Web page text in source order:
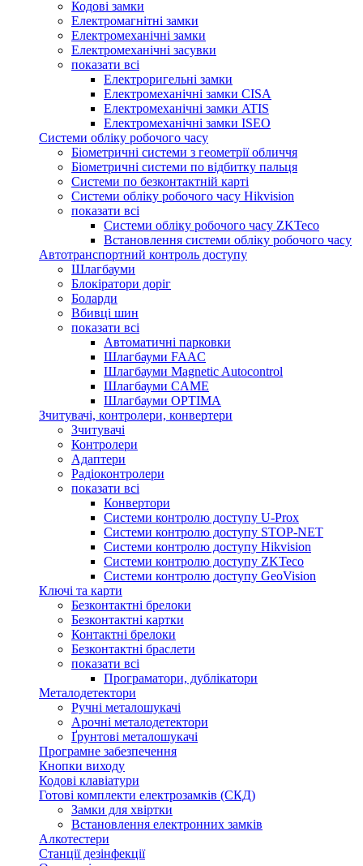
Кодові замки
Електромагнітні замки
Електромеханічні замки
Електромеханічні засувки
показати всі
Електроригельні замки
Електромеханічні замки CISA
Електромеханічні замки ATIS
Електромеханічні замки ISEO
Системи обліку робочого часу
Біометричні системи з геометрії обличчя
Біометричні системи по відбитку пальця
Системи по безконтактній карті
Системи обліку робочого часу Hikvision
показати всі
Системи обліку робочого часу ZKTeco
Встановлення системи обліку робочого часу
Автотранспортний контроль доступу
Шлагбауми
Блокіратори доріг
Боларди
Вбивці шин
показати всі
Автоматичні парковки
Шлагбауми FAAC
Шлагбауми Magnetic Autocontrol
Шлагбауми CAME
Шлагбауми OPTIMA
Зчитувачі, контролери, конвертери
Зчитувачі
Контролери
Адаптери
Радіоконтролери
показати всі
Конвертори
Системи контролю доступу U-Prox
Системи контролю доступу STOP-NET
Системи контролю доступу Hikvision
Системи контролю доступу ZKTeco
Системи контролю доступу GeoVision
Ключі та карти
Безконтактні брелоки
Безконтактні картки
Контактні брелоки
Безконтактні браслети
показати всі
Програматори, дублікатори
Металодетектори
Ручні металошукачі
Арочні металодетектори
Ґрунтові металошукачі
Програмне забезпечення
Кнопки виходу
Кодові клавіатури
Готові комплекти електрозамків (СКД)
Замки для хвіртки
Встановлення електронних замків
Алкотестери
Станції дезінфекції